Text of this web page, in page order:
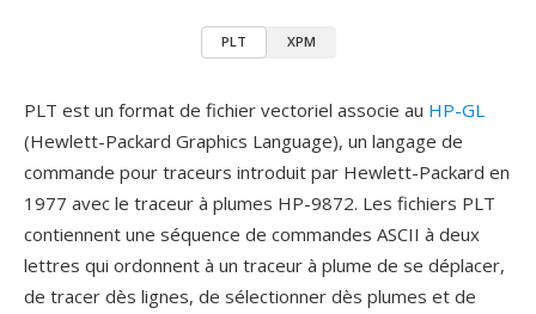
PLT XPM
PLT est un format de fichier vectoriel associe au HP-GL
(Hewlett-Packard Graphics Language), un langage de
commande pour traceurs introduit par Hewlett-Packard en
1977 avec le traceur à plumes HP-9872. Les fichiers PLT
contiennent une séquence de commandes ASCII à deux
lettres qui ordonnent à un traceur à plume de se déplacer,
de tracer dès lignes, de sélectionner dès plumes et de